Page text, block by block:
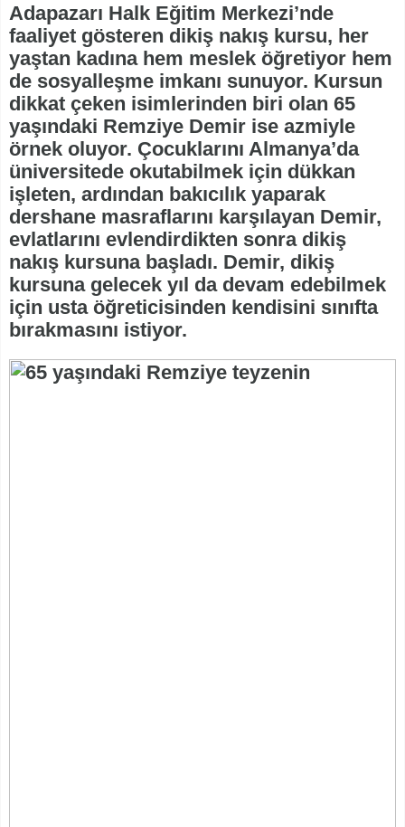
Adapazarı Halk Eğitim Merkezi’nde
faaliyet gösteren dikiş nakış kursu, her
yaştan kadına hem meslek öğretiyor hem
de sosyalleşme imkanı sunuyor. Kursun
dikkat çeken isimlerinden biri olan 65
yaşındaki Remziye Demir ise azmiyle
örnek oluyor. Çocuklarını Almanya’da
üniversitede okutabilmek için dükkan
işleten, ardından bakıcılık yaparak
dershane masraflarını karşılayan Demir,
evlatlarını evlendirdikten sonra dikiş
nakış kursuna başladı. Demir, dikiş
kursuna gelecek yıl da devam edebilmek
için usta öğreticisinden kendisini sınıfta
bırakmasını istiyor.